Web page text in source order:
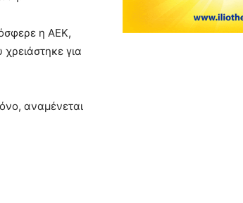
η ΑΕΚ,
για
αναμένεται